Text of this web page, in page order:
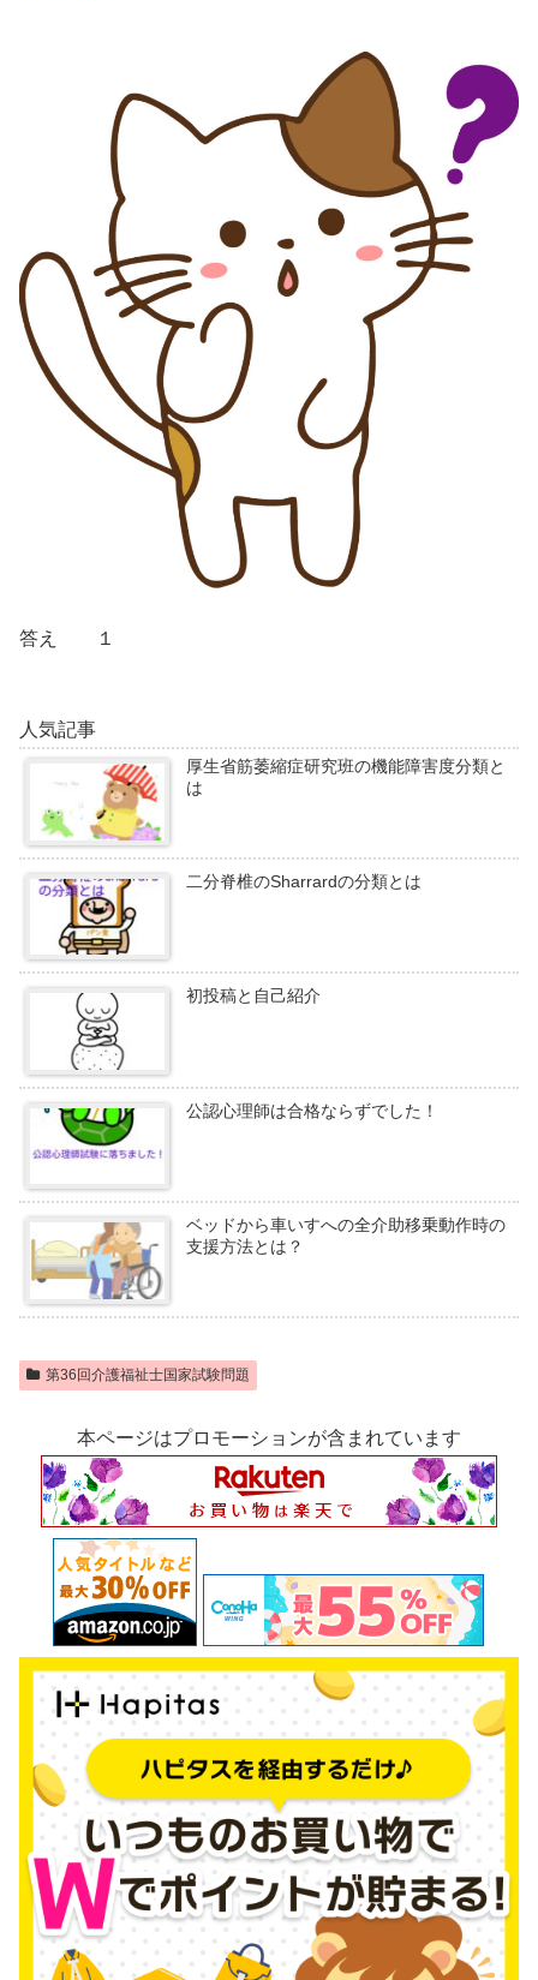
答え １
人気記事
厚生省筋萎縮症研究班の機能障害度分類と
は
二分脊椎のSharrardの分類とは
初投稿と自己紹介
公認心理師は合格ならずでした！
ベッドから車いすへの全介助移乗動作時の
支援方法とは？
第36回介護福祉士国家試験問題
本ページはプロモーションが含まれています